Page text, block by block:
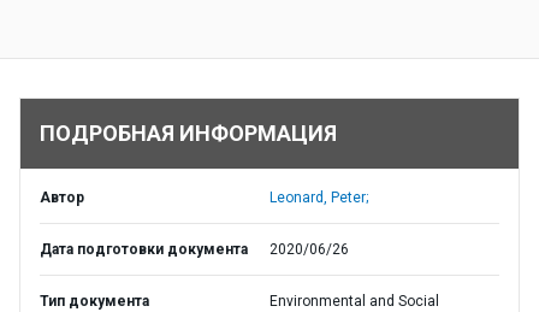
ПОДРОБНАЯ ИНФОРМАЦИЯ
Автор Leonard, Peter;
Дата подготовки документа 2020/06/26
Тип документа
Environmental and Social